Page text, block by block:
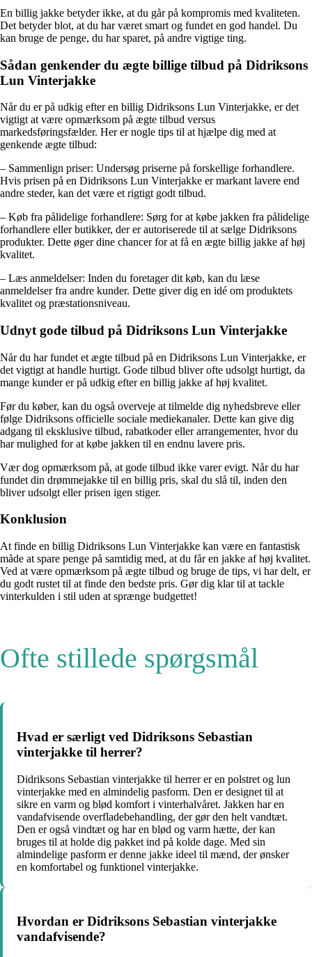
En billig jakke betyder ikke, at du går på kompromis med kvaliteten.
Det betyder blot, at du har været smart og fundet en god handel. Du
kan bruge de penge, du har sparet, på andre vigtige ting.
Sådan genkender du ægte billige tilbud på Didriksons
Lun Vinterjakke
Når du er på udkig efter en billig Didriksons Lun Vinterjakke, er det
vigtigt at være opmærksom på ægte tilbud versus
markedsføringsfælder. Her er nogle tips til at hjælpe dig med at
genkende ægte tilbud:
– Sammenlign priser: Undersøg priserne på forskellige forhandlere.
Hvis prisen på en Didriksons Lun Vinterjakke er markant lavere end
andre steder, kan det være et rigtigt godt tilbud.
– Køb fra pålidelige forhandlere: Sørg for at købe jakken fra pålidelige
forhandlere eller butikker, der er autoriserede til at sælge Didriksons
produkter. Dette øger dine chancer for at få en ægte billig jakke af høj
kvalitet.
– Læs anmeldelser: Inden du foretager dit køb, kan du læse
anmeldelser fra andre kunder. Dette giver dig en idé om produktets
kvalitet og præstationsniveau.
Udnyt gode tilbud på Didriksons Lun Vinterjakke
Når du har fundet et ægte tilbud på en Didriksons Lun Vinterjakke, er
det vigtigt at handle hurtigt. Gode tilbud bliver ofte udsolgt hurtigt, da
mange kunder er på udkig efter en billig jakke af høj kvalitet.
Før du køber, kan du også overveje at tilmelde dig nyhedsbreve eller
følge Didriksons officielle sociale mediekanaler. Dette kan give dig
adgang til eksklusive tilbud, rabatkoder eller arrangementer, hvor du
har mulighed for at købe jakken til en endnu lavere pris.
Vær dog opmærksom på, at gode tilbud ikke varer evigt. Når du har
fundet din drømmejakke til en billig pris, skal du slå til, inden den
bliver udsolgt eller prisen igen stiger.
Konklusion
At finde en billig Didriksons Lun Vinterjakke kan være en fantastisk
måde at spare penge på samtidig med, at du får en jakke af høj kvalitet.
Ved at være opmærksom på ægte tilbud og bruge de tips, vi har delt, er
du godt rustet til at finde den bedste pris. Gør dig klar til at tackle
vinterkulden i stil uden at sprænge budgettet!
Ofte stillede spørgsmål
Hvad er særligt ved Didriksons Sebastian
vinterjakke til herrer?
Didriksons Sebastian vinterjakke til herrer er en polstret og lun
vinterjakke med en almindelig pasform. Den er designet til at
sikre en varm og blød komfort i vinterhalvåret. Jakken har en
vandafvisende overfladebehandling, der gør den helt vandtæt.
Den er også vindtæt og har en blød og varm hætte, der kan
bruges til at holde dig pakket ind på kolde dage. Med sin
almindelige pasform er denne jakke ideel til mænd, der ønsker
en komfortabel og funktionel vinterjakke.
Hvordan er Didriksons Sebastian vinterjakke
vandafvisende?